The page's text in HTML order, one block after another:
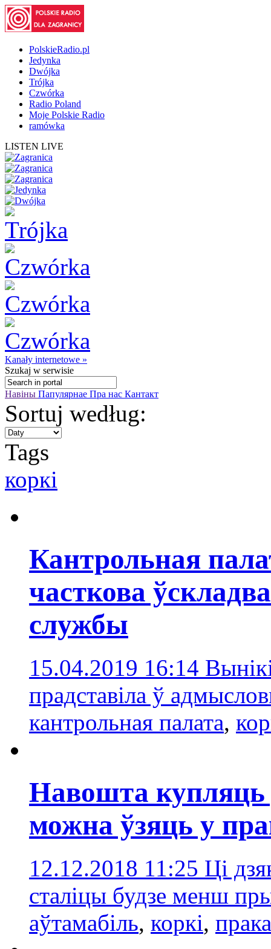
PolskieRadio.pl
Jedynka
Dwójka
Trójka
Czwórka
Radio Poland
Moje Polskie Radio
ramówka
LISTEN LIVE
Kanały internetowe »
Szukaj w serwisie
Навіны Папулярнае Пра нас Кантакт
Sortuj według:
Tags
коркі
Кантрольная
часткова
службы
15.04.2019 16:14
прадставіла ў
кантрольная палата,
Навошта
можна ўзяць у
12.12.2018 11:25 Ці
сталіцы будзе менш
аўтамабіль, коркі,